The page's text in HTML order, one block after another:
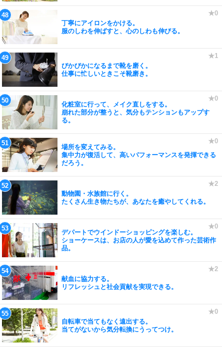
丁寧にアイロンをかける。
服のしわを伸ばすと、心のしわも伸びる。
ぴかぴかになるまで靴を磨く。
仕事に忙しいときこそ靴磨き。
化粧室に行って、メイク直しをする。
崩れた部分が整うと、気分もテンションもアップす
る。
場所を変えてみる。
集中力が復活して、高いパフォーマンスを発揮できる
だろう。
動物園・水族館に行く。
たくさん生き物たちが、あなたを癒やしてくれる。
デパートでウインドーショッピングを楽しむ。
ショーケースは、お店の人が愛を込めて作った芸術作
品。
献血に協力する。
リフレッシュと社会貢献を実現できる。
自転車で当てもなく遠出する。
当てがないから気分転換にうってつけ。